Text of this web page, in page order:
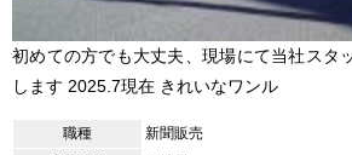
初めての方でも大丈夫、現場にて当社スタ
します 2025.7現在 きれいなワンル
職種
新聞販売